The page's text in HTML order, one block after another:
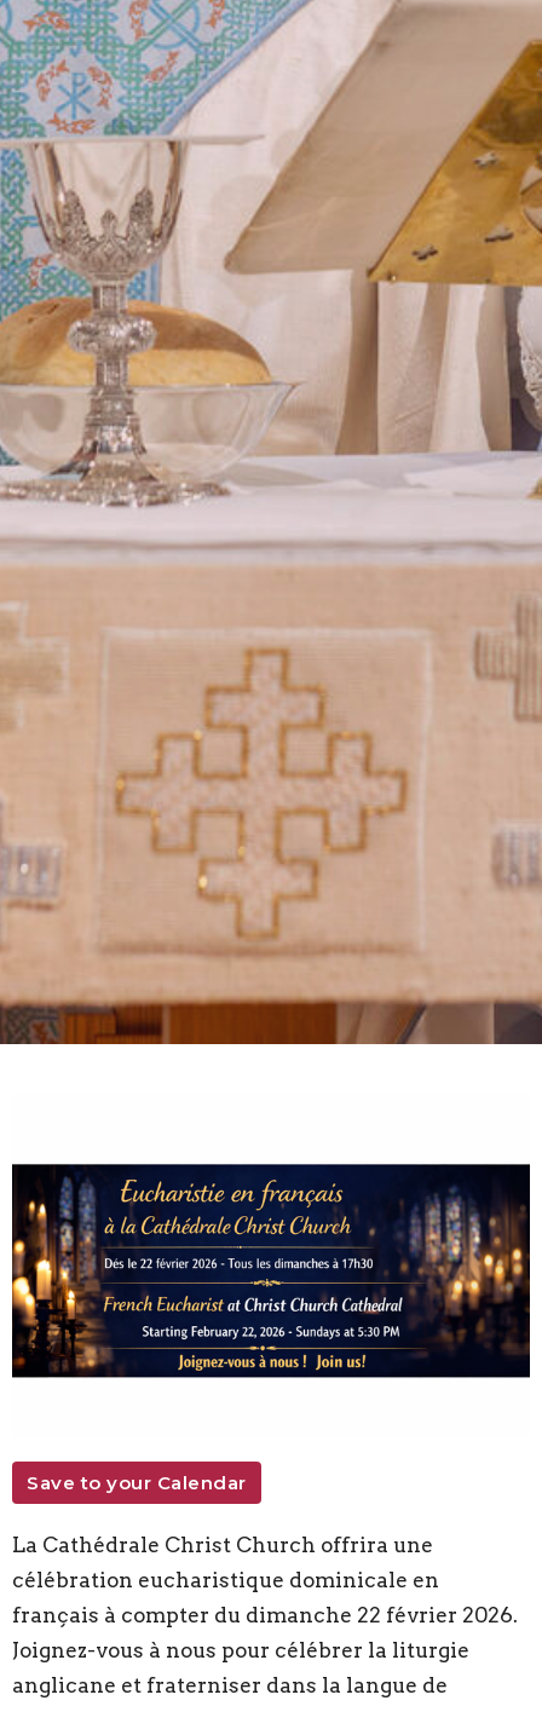
Save to your Calendar
La Cathédrale Christ Church offrira une
célébration eucharistique dominicale en
français à compter du dimanche 22 février 2026.
Joignez-vous à nous pour célébrer la liturgie
anglicane et fraterniser dans la langue de